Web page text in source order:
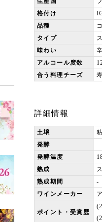
格付け
品種
タイプ
味わい
アルコール度数
合う料理チーズ
詳細情報
土壌
発酵
発酵温度
熟成
熟成期間
-
ワインメーカー
ポイント・受賞歴